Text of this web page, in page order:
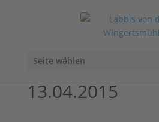
Seite wählen
13.04.2015